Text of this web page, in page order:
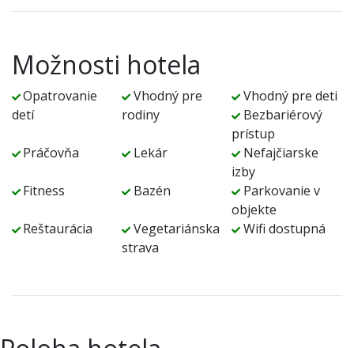
Možnosti hotela
Opatrovanie
detí
Vhodný pre
rodiny
Vhodný pre deti
Bezbariérový
prístup
Práčovňa
Lekár
Nefajčiarske
izby
Fitness
Bazén
Parkovanie v
objekte
Reštaurácia
Vegetariánska
strava
Wifi dostupná